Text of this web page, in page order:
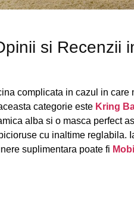
si Recenzii
complicata in cazul in care
categorie este Kring
alba si o masca perfect
cu inaltime reglabila.
suplimentara poate fi